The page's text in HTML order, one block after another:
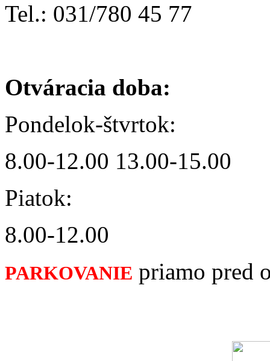
Tel.: 031/780 45 77
Otváracia doba:
Pondelok-štvrtok:
8.00-12.00 13.00-15.00
Piatok:
8.00-12.00
PARKOVANIE priamo pred